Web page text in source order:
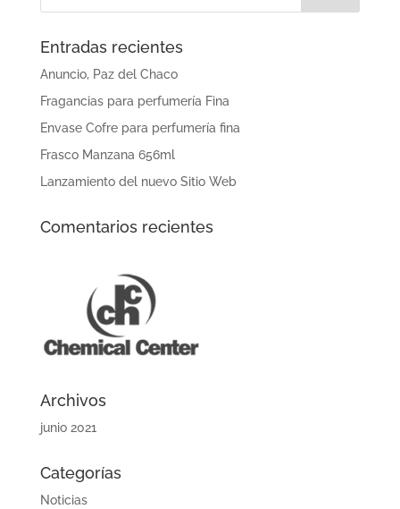
Entradas recientes
Anuncio, Paz del Chaco
Fragancias para perfumería Fina
Envase Cofre para perfumería fina
Frasco Manzana 656ml
Lanzamiento del nuevo Sitio Web
Comentarios recientes
Archivos
junio 2021
Categorías
Noticias